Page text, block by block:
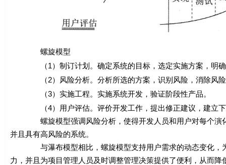
螺旋模型
（1）制订计划。确定系统的目标，选定实施方案，明确
（2）风险分析。分析所选的方案，识别风险，消除风
（3）实施工程。实施系统开发，验证阶段性产品。
（4）用户评估。评价开发工作，提出修正建议，建立下
螺旋模型强调风险分析，使得开发人员和用户对每个演化
并且具有高风险的系统。
与瀑布模型相比，螺旋模型支持用户需求的动态变化，为
力，并且为项目管理人员及时调整管理决策提供了便利，从而